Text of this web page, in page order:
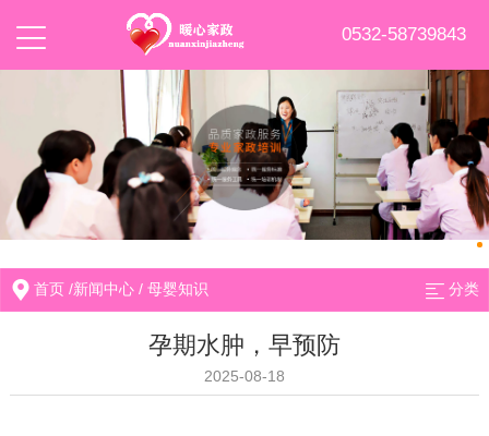
0532-58739843
首页 /新闻中心 /母婴知识 分类
孕期水肿，早预防
2025-08-18